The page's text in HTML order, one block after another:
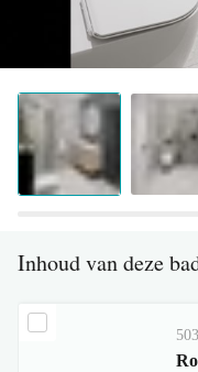
Inhoud van deze